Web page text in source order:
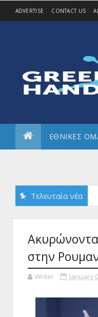
ADVERTISE CONTACT US
ΕΘΝΙΚΕΣ
Τελευταία νέα
στην
Writer January